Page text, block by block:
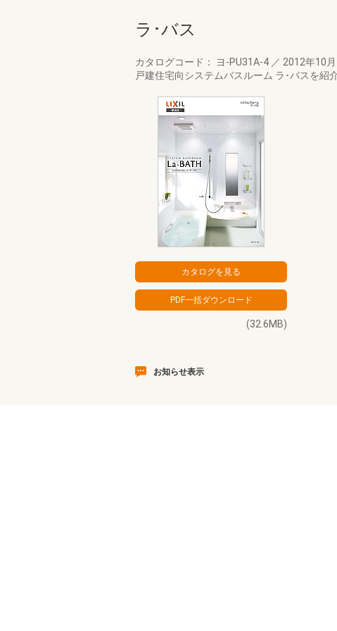
ラ･バス
カタログコード： ヨ-PU31A-4 ／ 2012年10月
戸建住宅向システムバスルーム ラ･バスを紹
(32.6MB)
お知らせ表示